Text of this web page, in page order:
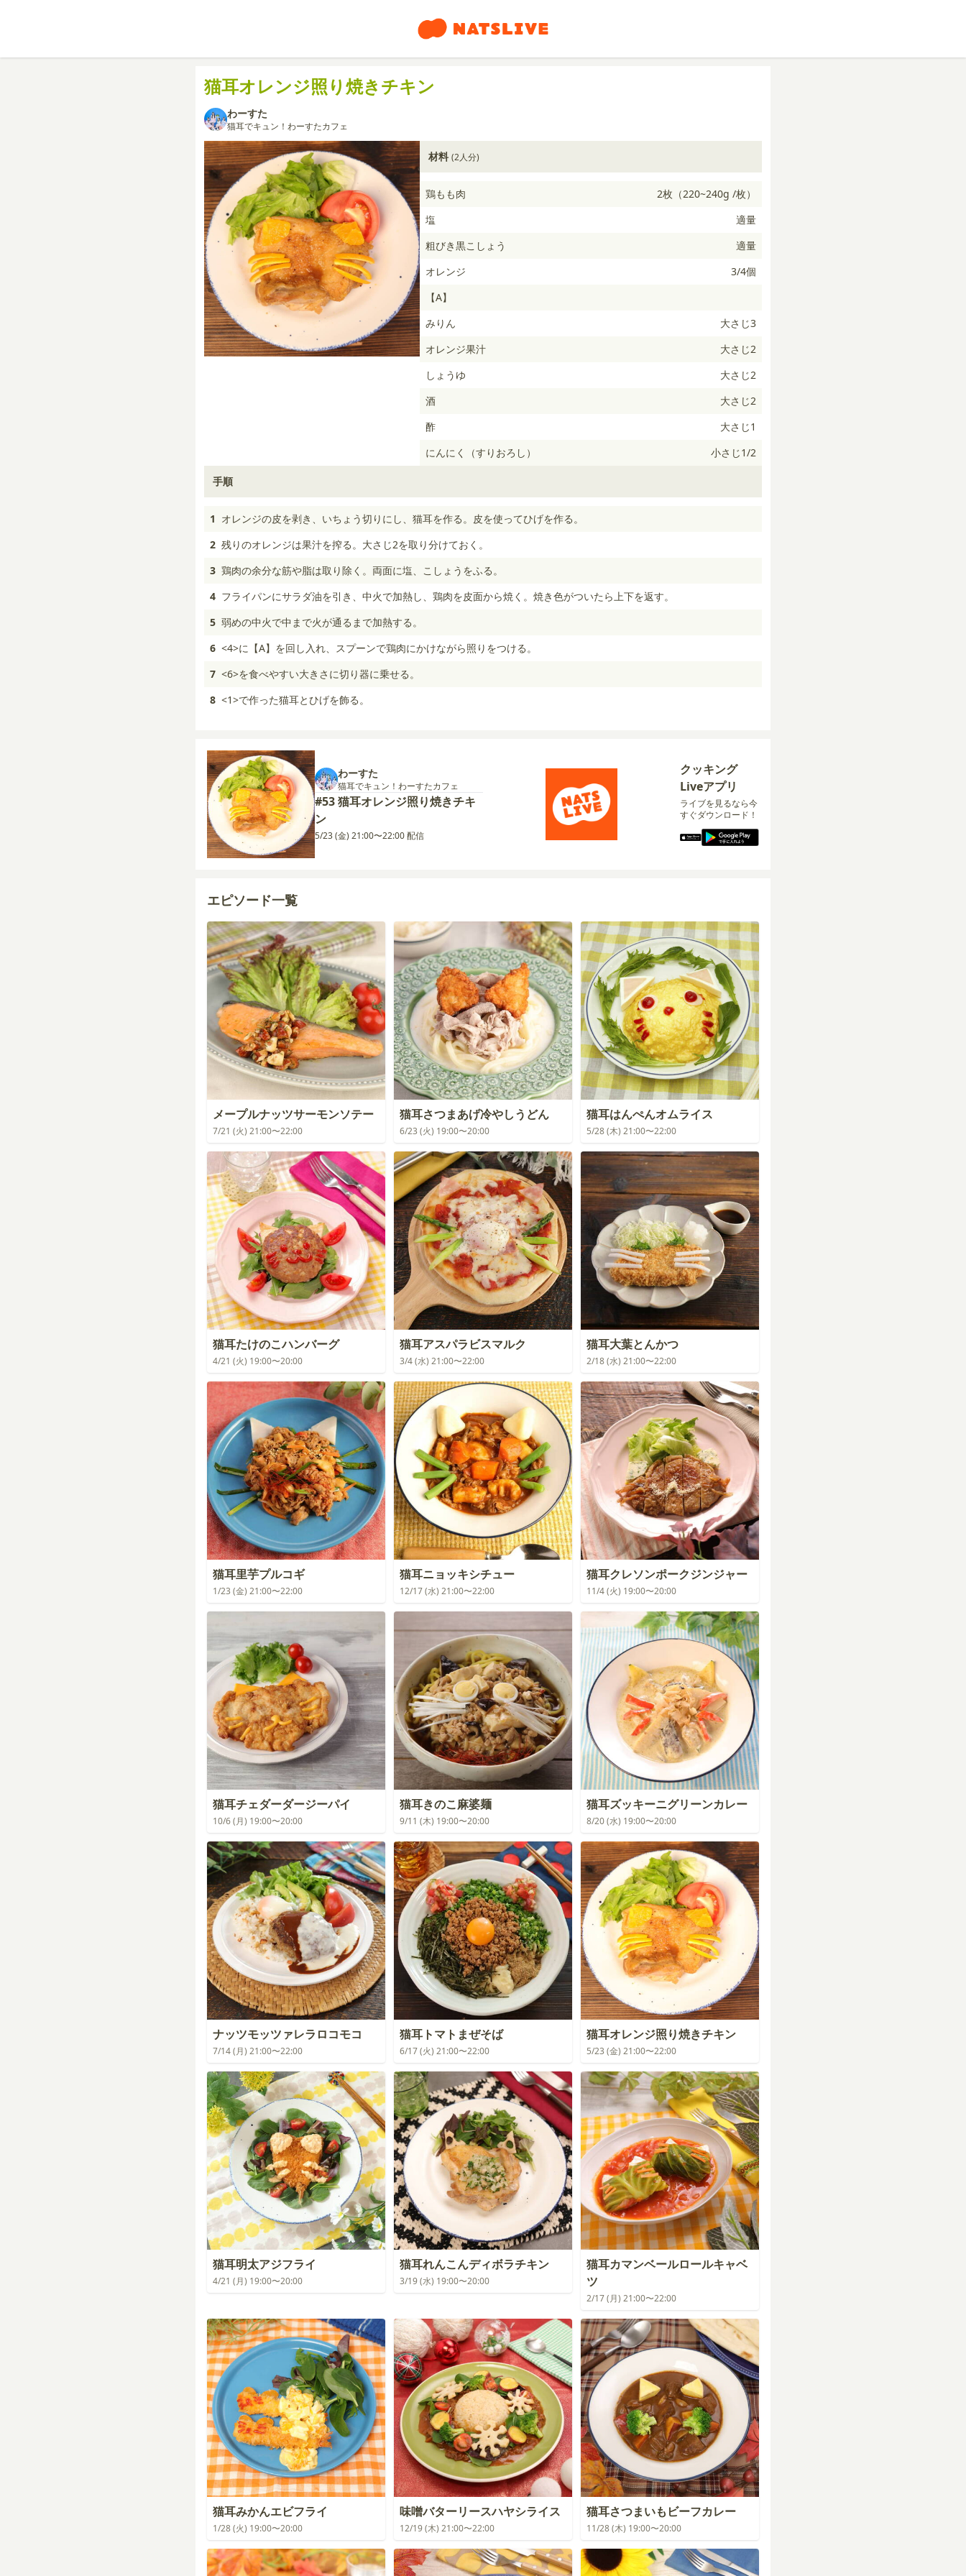
猫耳オレンジ照り焼きチキン
わーすた
猫耳でキュン！わーすたカフェ
材料 (2人分)
鶏もも肉
2枚（220~240g /枚）
塩
適量
粗びき黒こしょう
適量
オレンジ
3/4個
【A】
みりん
大さじ3
オレンジ果汁
大さじ2
しょうゆ
大さじ2
酒
大さじ2
酢
大さじ1
にんにく（すりおろし）
小さじ1/2
手順
1 オレンジの皮を剥き、いちょう切りにし、猫耳を作る。皮を使ってひげを作る。
2 残りのオレンジは果汁を搾る。大さじ2を取り分けておく。
3 鶏肉の余分な筋や脂は取り除く。両面に塩、こしょうをふる。
4 フライパンにサラダ油を引き、中火で加熱し、鶏肉を皮面から焼く。焼き色がついたら上下を返す。
5 弱めの中火で中まで火が通るまで加熱する。
6 <4>に【A】を回し入れ、スプーンで鶏肉にかけながら照りをつける。
7 <6>を食べやすい大きさに切り器に乗せる。
8 <1>で作った猫耳とひげを飾る。
わーすた
猫耳でキュン！わーすたカフェ
#53 猫耳オレンジ照り焼きチキ
ン
5/23 (金) 21:00〜22:00 配信
クッキング
Liveアプリ
ライブを見るなら今
すぐダウンロード！
エピソード一覧
メープルナッツサーモンソテー
7/21 (火) 21:00〜22:00
猫耳さつまあげ冷やしうどん
6/23 (火) 19:00〜20:00
猫耳はんぺんオムライス
5/28 (木) 21:00〜22:00
猫耳たけのこハンバーグ
4/21 (火) 19:00〜20:00
猫耳アスパラビスマルク
3/4 (水) 21:00〜22:00
猫耳大葉とんかつ
2/18 (水) 21:00〜22:00
猫耳里芋プルコギ
1/23 (金) 21:00〜22:00
猫耳ニョッキシチュー
12/17 (水) 21:00〜22:00
猫耳クレソンポークジンジャー
11/4 (火) 19:00〜20:00
猫耳チェダーダージーパイ
10/6 (月) 19:00〜20:00
猫耳きのこ麻婆麺
9/11 (木) 19:00〜20:00
猫耳ズッキーニグリーンカレー
8/20 (水) 19:00〜20:00
ナッツモッツァレラロコモコ
7/14 (月) 21:00〜22:00
猫耳トマトまぜそば
6/17 (火) 21:00〜22:00
猫耳オレンジ照り焼きチキン
5/23 (金) 21:00〜22:00
猫耳明太アジフライ
4/21 (月) 19:00〜20:00
猫耳れんこんディボラチキン
3/19 (水) 19:00〜20:00
猫耳カマンベールロールキャベ
ツ
2/17 (月) 21:00〜22:00
猫耳みかんエビフライ
1/28 (火) 19:00〜20:00
味噌バターリースハヤシライス
12/19 (木) 21:00〜22:00
猫耳さつまいもビーフカレー
11/28 (木) 19:00〜20:00